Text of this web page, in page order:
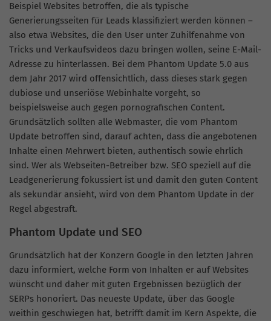
Beispiel Websites betroffen, die als typische
Generierungsseiten für Leads klassifiziert werden können –
also etwa Websites, die den User unter Zuhilfenahme von
Tricks und Verkaufsvideos dazu bringen wollen, seine E-Mail-
Adresse zu hinterlassen. Bei dem Phantom Update 5.0 aus
dem Jahr 2017 wird offensichtlich, dass dieses stark gegen
dubiose und unseriöse Webinhalte vorgeht, so
beispielsweise auch gegen pornografischen Content.
Grundsätzlich sollten alle Webmaster, die vom Phantom
Update betroffen sind, darauf achten, dass die angebotenen
Inhalte einen Mehrwert bieten, authentisch sowie ehrlich
sind. Wer als Webseiten-Betreiber bzw. SEO speziell auf die
Leadgenerierung fokussiert ist und damit den guten Content
als sekundär ansieht, wird von dem Phantom Update in der
Regel abgestraft.
Phantom Update und SEO
Grundsätzlich hat der Konzern Google in den letzten Jahren
dazu informiert, welche Form von Inhalten er auf Websites
wünscht und daher mit guten Ergebnissen bezüglich der
SERPs honoriert. Das neueste Update, über das Google
weithin geschwiegen hat, betrifft damit im Kern Aspekte, die